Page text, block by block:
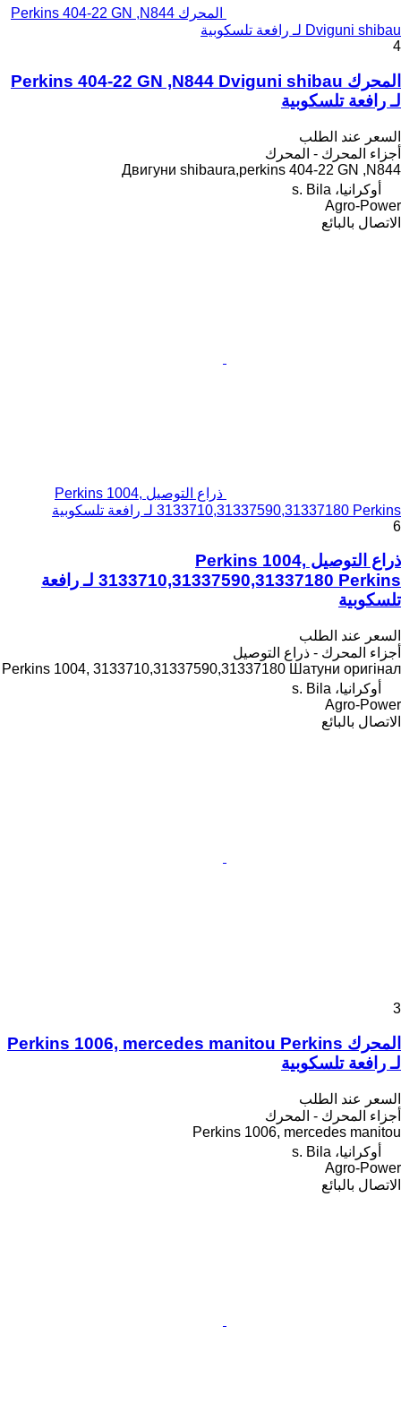
المحرك Perkins 404-22 GN ,N844
Dviguni shibau لـ رافعة تلسكوبية
4
المحرك Perkins 404-22 GN ,N844 Dviguni shibau
لـ رافعة تلسكوبية
السعر عند الطلب
أجزاء المحرك - المحرك
Двигуни shibaura,perkins 404-22 GN ,N844
أوكرانيا، s. Bila
Agro-Power
الاتصال بالبائع
ذراع التوصيل Perkins 1004,
3133710,31337590,31337180 Perkins لـ رافعة تلسكوبية
6
ذراع التوصيل Perkins 1004,
3133710,31337590,31337180 Perkins لـ رافعة
تلسكوبية
السعر عند الطلب
أجزاء المحرك - ذراع التوصيل
Perkins 1004, 3133710,31337590,31337180 Шатуни оригінал
أوكرانيا، s. Bila
Agro-Power
الاتصال بالبائع
3
المحرك Perkins 1006, mercedes manitou Perkins
لـ رافعة تلسكوبية
السعر عند الطلب
أجزاء المحرك - المحرك
Perkins 1006, mercedes manitou
أوكرانيا، s. Bila
Agro-Power
الاتصال بالبائع